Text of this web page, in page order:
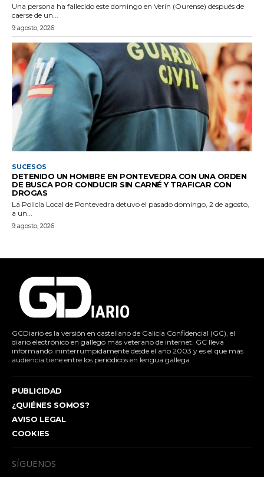
Una persona ha fallecido este domingo en Verín (Ourense) después de
caerse de un...
9 agosto, 2026
SUCESOS
DETENIDO UN HOMBRE EN PONTEVEDRA CON UNA ORDEN
DE BUSCA POR CONDUCIR SIN CARNÉ Y TRAFICAR CON
DROGAS
La Policía Local de Pontevedra detuvo el pasado domingo, 2 de agosto,
a un...
9 agosto, 2026
GCDiario es la versión en castellano de Galicia Confidencial (GC), el
diario electrónico en gallego más veterano de internet. GC lleva
informando ininterrumpidamente desde el año 2003 y es el que más
audiencia tiene entre los periódicos en lengua gallega.
PUBLICIDAD
¿QUIÉNES SOMOS?
AVISO LEGAL
COOKIES
SÍGUENOS